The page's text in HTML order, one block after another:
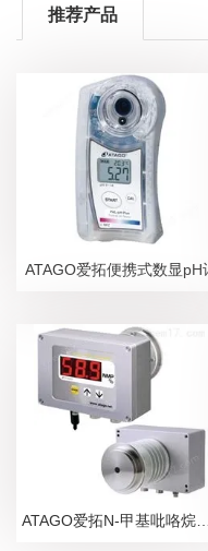
推荐产品
ATAGO爱拓便携式数显pH